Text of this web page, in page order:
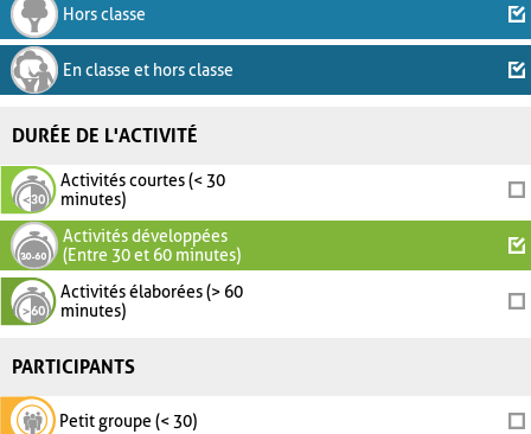
Hors classe
En classe et hors classe
DURÉE DE L'ACTIVITÉ
Activités courtes (< 30
minutes)
Activités développées
(Entre 30 et 60 minutes)
Activités élaborées (> 60
minutes)
PARTICIPANTS
Petit groupe (< 30)